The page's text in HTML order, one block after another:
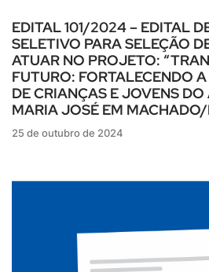
EDITAL 101/2024 – EDITAL
SELETIVO PARA SELEÇÃO
ATUAR NO PROJETO:
FUTURO: FORTALECENDO
DE CRIANÇAS E JOVENS
MARIA JOSÉ EM
25 de outubro de 2024